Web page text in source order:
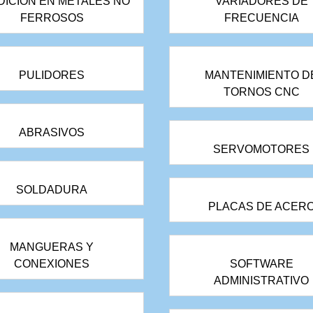
FERROSOS
PULIDORES
ABRASIVOS
SOLDADURA
MANGUERAS Y
CONEXIONES
FRECUENCIA
MANTENIMIENTO
TORNOS CNC
SERVOMOTORES
PLACAS DE
SOFTWARE
ADMINISTRATIVO